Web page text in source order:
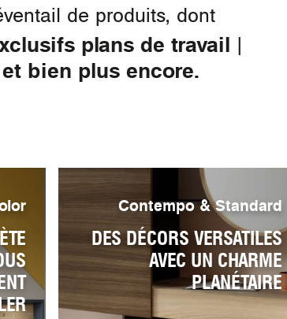
de produits, dont
plans de travail |
bien plus encore.
Contempo & Standard
DES DÉCORS VERSATILES
AVEC UN CHARME
PLANÉTAIRE